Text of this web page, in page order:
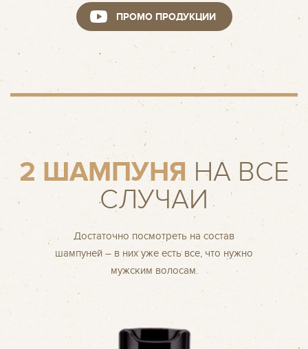
БЛОГ
ГДЕ КУПИТЬ
КОНТАКТЫ
ПРОМО ПРОДУКЦИИ
2 ШАМПУНЯ НА ВСЕ
СЛУЧАИ
Достаточно посмотреть на состав
шампуней – в них уже есть все, что нужно
мужским волосам.